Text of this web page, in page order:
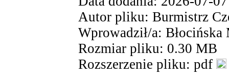
Autor pliku: Burmistrz
Wprowadził/a: Błocińska
Rozmiar pliku: 0.30 MB
Rozszerzenie pliku: pdf